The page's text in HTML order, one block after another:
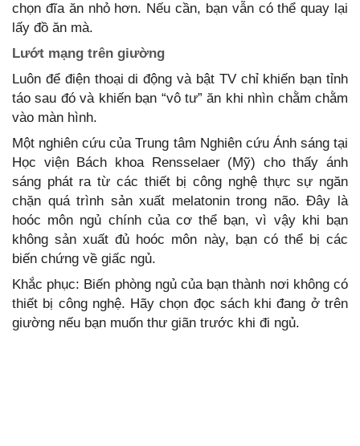
chọn đĩa ăn nhỏ hơn. Nếu cần, bạn vẫn có thể quay lại
lấy đồ ăn mà.
Lướt mạng trên giường
Luôn để điện thoại di động và bật TV chỉ khiến bạn tỉnh
táo sau đó và khiến bạn “vô tư” ăn khi nhìn chằm chằm
vào màn hình.
Một nghiên cứu của Trung tâm Nghiên cứu Ánh sáng tại
Học viện Bách khoa Rensselaer (Mỹ) cho thấy ánh
sáng phát ra từ các thiết bị công nghệ thực sự ngăn
chặn quá trình sản xuất melatonin trong não. Đây là
hoóc môn ngủ chính của cơ thể bạn, vì vậy khi bạn
không sản xuất đủ hoóc môn này, bạn có thể bị các
biến chứng về giấc ngủ.
Khắc phục: Biến phòng ngủ của bạn thành nơi không có
thiết bị công nghệ. Hãy chọn đọc sách khi đang ở trên
giường nếu bạn muốn thư giãn trước khi đi ngủ.